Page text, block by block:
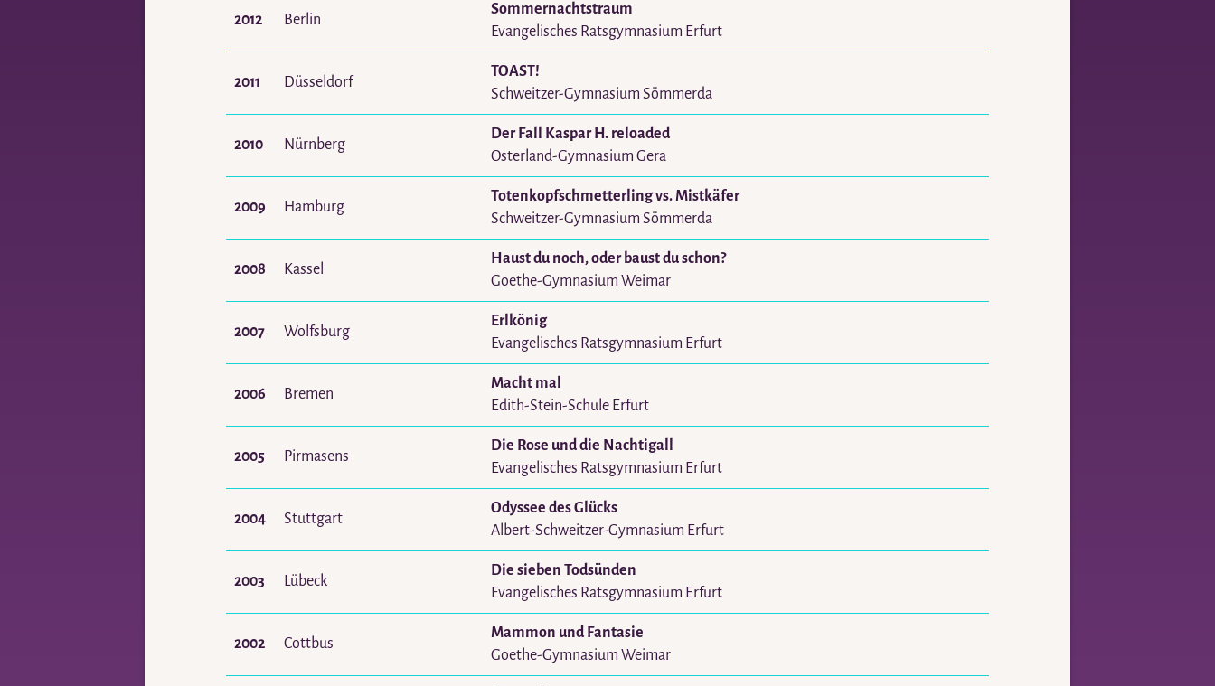
2012 Berlin
Sommernachtstraum
Evangelisches Ratsgymnasium Erfurt
2011 Düsseldorf
TOAST!
Schweitzer-Gymnasium Sömmerda
2010 Nürnberg
Der Fall Kaspar H. reloaded
Osterland-Gymnasium Gera
2009 Hamburg
Totenkopfschmetterling vs. Mistkäfer
Schweitzer-Gymnasium Sömmerda
2008 Kassel
Haust du noch, oder baust du schon?
Goethe-Gymnasium Weimar
2007 Wolfsburg
Erlkönig
Evangelisches Ratsgymnasium Erfurt
2006 Bremen
Macht mal
Edith-Stein-Schule Erfurt
2005 Pirmasens
Die Rose und die Nachtigall
Evangelisches Ratsgymnasium Erfurt
2004 Stuttgart
Odyssee des Glücks
Albert-Schweitzer-Gymnasium Erfurt
2003 Lübeck
Die sieben Todsünden
Evangelisches Ratsgymnasium Erfurt
2002 Cottbus
Mammon und Fantasie
Goethe-Gymnasium Weimar